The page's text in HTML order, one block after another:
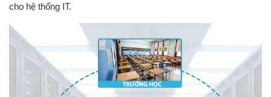
cho hệ thống IT.